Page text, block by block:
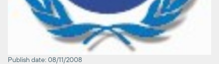
Publish date: 08/11/2008